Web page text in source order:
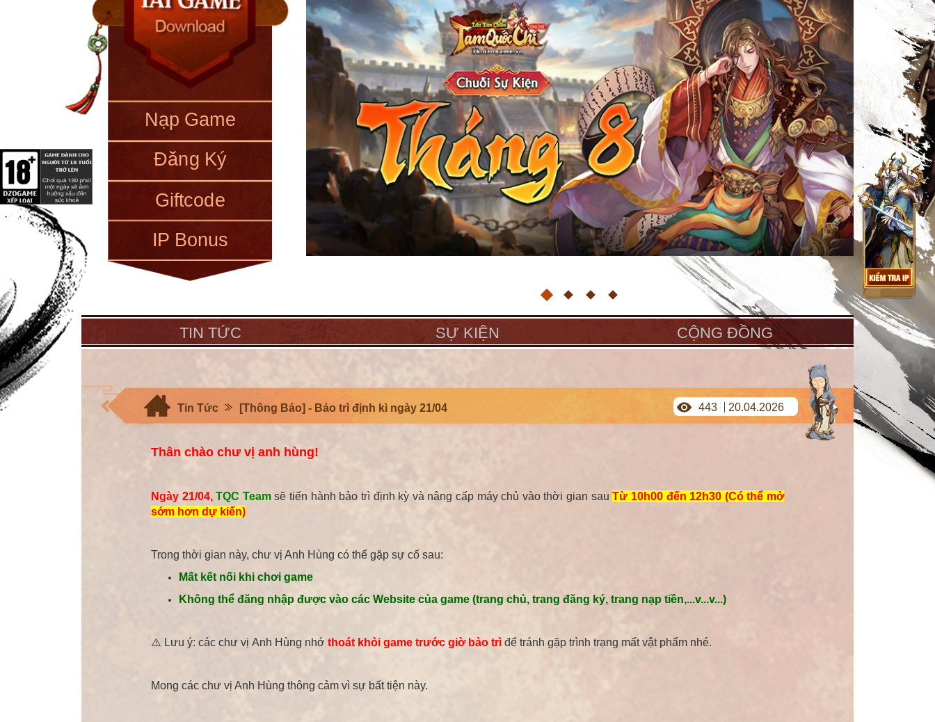
Nạp Game
Đăng Ký
Giftcode
IP Bonus
TIN TỨC SỰ KIỆN CỘNG ĐỒNG
Tin Tức [Thông Báo] - Bảo trì định kì ngày 21/04 443 20.04.2026
Thân chào chư vị anh hùng!
Ngày 21/04,TQC Teamsẽ tiến hành bảo trì định kỳ và nâng cấp máy chủ vào thời gian sau Từ 10h00 đến 12h30 (Có thể mở
sớm hơn dự kiến)
Trong thời gian này, chư vị Anh Hùng có thể gặp sự cố sau:
Mất kết nối khi chơi game
Không thể đăng nhập được vào các Website của game (trang chủ, trang đăng ký, trang nạp tiền,...v...v...)
⚠️ Lưu ý: các chư vị Anh Hùng nhớ thoát khỏi game trước giờ bảo trì để tránh gặp trình trạng mất vật phẩm nhé.
Mong các chư vị Anh Hùng thông cảm vì sự bất tiện này.